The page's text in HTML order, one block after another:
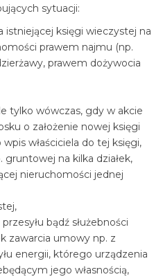
sytuacji:
istniejącej księgi wieczystej na
prawem najmu (np.
prawem dożywocia
tylko wówczas, gdy w akcie
o założenie nowej księgi
właściciela do tej księgi,
gruntowej na kilka działek,
nieruchomości jednej
bądź służebności
zawarcia umowy np. z
energii, którego urządzenia
jego własnością,